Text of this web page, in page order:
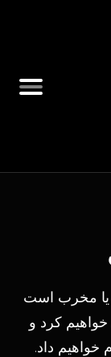
یا مخرب است
کرد و
خواهیم داد.